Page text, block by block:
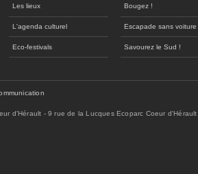
Les lieux
L'agenda culturel
Eco-festivals
Bougez !
Escapade sans voiture
Savourez le Sud !
d'Hérault - 9 rue de la Lucques Ecoparc Coeur